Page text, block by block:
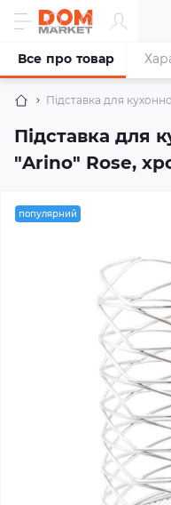
Підставка для
Підставка для
"Arino" Rose,
Все про товар
популярний